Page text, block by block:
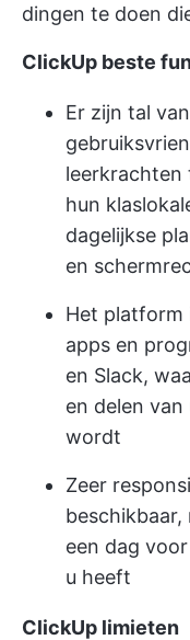
dingen te doen
ClickUp beste
Er zijn tal
leerkrachten
hun
dagelijkse
en
Het platform
apps en
en Slack,
en delen
wordt
Zeer
een dag
u heeft
ClickUp limieten